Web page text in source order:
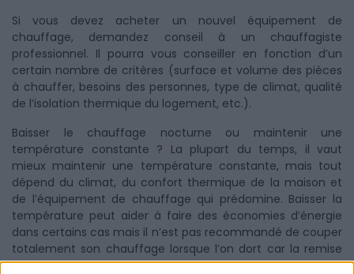
Si vous devez acheter un nouvel équipement de
chauffage, demandez conseil à un chauffagiste
professionnel. Il pourra vous conseiller en fonction d’un
certain nombre de critères (surface et volume des pièces
à chauffer, besoins des personnes, type de climat, qualité
de l’isolation thermique du logement, etc.).
Baisser le chauffage nocturne ou maintenir une
température constante ? La plupart du temps, il vaut
mieux maintenir une température constante, mais tout
dépend du climat, du confort thermique de la maison et
de l’équipement de chauffage qui prédomine. Baisser la
température peut aider à faire des économies d’énergie
dans certains cas mais il n’est pas recommandé de couper
totalement son chauffage lorsque l’on dort car la remise
en marche des appareils de chauffage peut occasionner